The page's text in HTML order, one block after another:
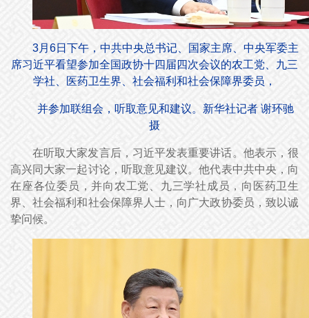
3月6日下午，中共中央总书记、国家主席、中央军委主
席习近平看望参加全国政协十四届四次会议的农工党、九三
学社、医药卫生界、社会福利和社会保障界委员，
并参加联组会，听取意见和建议。新华社记者 谢环驰
摄
在听取大家发言后，习近平发表重要讲话。他表示，很
高兴同大家一起讨论，听取意见建议。他代表中共中央，向
在座各位委员，并向农工党、九三学社成员，向医药卫生
界、社会福利和社会保障界人士，向广大政协委员，致以诚
挚问候。